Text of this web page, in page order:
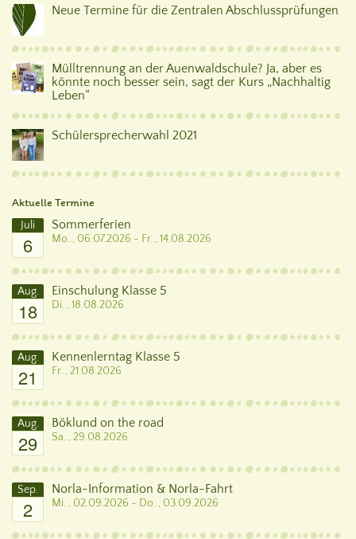
Neue Termine für die Zentralen Abschlussprüfungen
Mülltrennung an der Auenwaldschule? Ja, aber es
könnte noch besser sein, sagt der Kurs „Nachhaltig
Leben“
Schülersprecherwahl 2021
Aktuelle Termine
Juli
6
Sommerferien
Mo.., 06.07.2026 - Fr.., 14.08.2026
Aug.
18
Einschulung Klasse 5
Di.., 18.08.2026
Aug.
21
Kennenlerntag Klasse 5
Fr.., 21.08.2026
Aug.
29
Böklund on the road
Sa.., 29.08.2026
Sep.
2
Norla-Information & Norla-Fahrt
Mi.., 02.09.2026 - Do.., 03.09.2026